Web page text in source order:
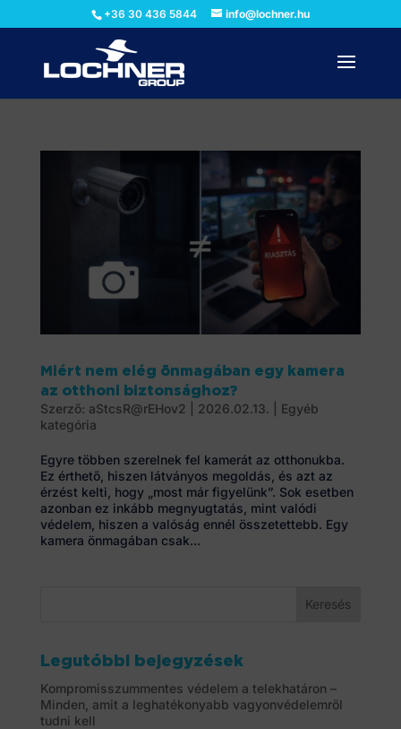
+36 30 436 5844 info@lochner.hu
Miért nem elég önmagában egy kamera
az otthoni biztonsághoz?
Szerző: aStcsR@rEHov2 2026.02.13.
Egyéb
kategória
Egyre többen szerelnek fel kamerát az otthonukba.
Ez érthető, hiszen látványos megoldás, és azt az
érzést kelti, hogy „most már figyelünk”. Sok esetben
azonban ez inkább megnyugtatás, mint valódi
védelem, hiszen a valóság ennél összetettebb. Egy
kamera önmagában csak...
Legutóbbi bejegyzések
Kompromisszummentes védelem a telekhatáron –
Minden, amit a leghatékonyabb vagyonvédelemről
tudni kell